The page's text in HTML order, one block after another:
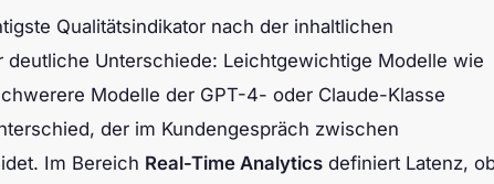
Qualitätsindikator nach der inhaltlichen
Unterschiede: Leichtgewichtige Modelle wie
Modelle der GPT-4- oder Claude-Klasse
der im Kundengespräch zwischen
Im Bereich Real-Time Analytics definiert Latenz,